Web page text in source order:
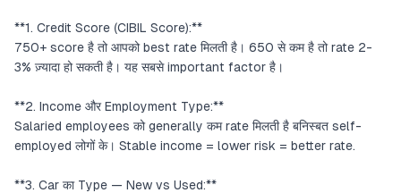
**1. Credit Score (CIBIL Score):**
750+ score है तो आपको best rate मिलती है। 650 से कम है तो rate 2-
3% ज़्यादा हो सकती है। यह सबसे important factor है।
**2. Income और Employment Type:**
Salaried employees को generally कम rate मिलती है बनिस्बत self-
employed लोगों के। Stable income = lower risk = better rate.
**3. Car का Type — New vs Used:**